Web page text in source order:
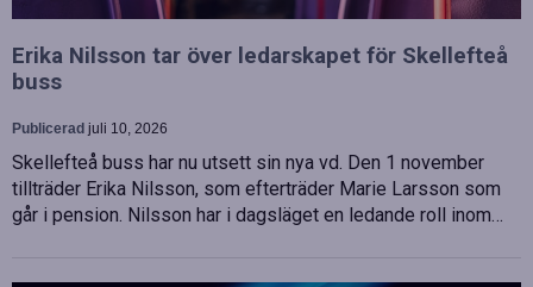
Erika Nilsson tar över ledarskapet för Skellefteå
buss
Publicerad juli 10, 2026
Skellefteå buss har nu utsett sin nya vd. Den 1 november
tillträder Erika Nilsson, som efterträder Marie Larsson som
går i pension. Nilsson har i dagsläget en ledande roll inom…